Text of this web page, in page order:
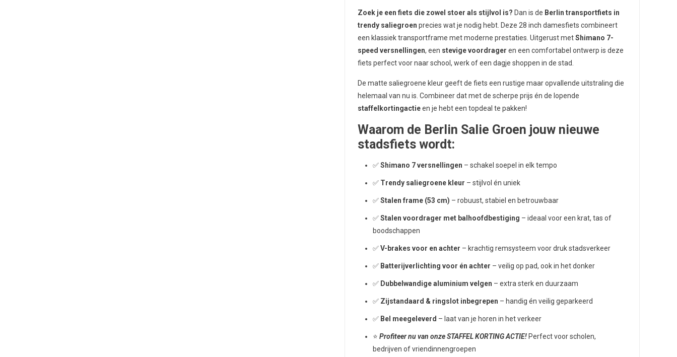
Zoek je een fiets die zowel stoer als stijlvol is? Dan is de Berlin transportfiets in
trendy saliegroen precies wat je nodig hebt. Deze 28 inch damesfiets combineert
een klassiek transportframe met moderne prestaties. Uitgerust metShimano 7-
speed versnellingen, een stevige voordrager en een comfortabel ontwerp is deze
fiets perfect voor naar school, werk of een dagje shoppen in de stad.
De matte saliegroene kleur geeft de fiets een rustige maar opvallende uitstraling die
helemaal van nu is. Combineer dat met de scherpe prijs én de lopende
staffelkortingactieen je hebt een topdeal te pakken!
Waarom de Berlin Salie Groen jouw nieuwe
stadsfiets wordt:
✅Shimano 7 versnellingen – schakel soepel in elk tempo
✅ Trendy saliegroene kleur – stijlvol én uniek
✅Stalen frame (53 cm) – robuust, stabiel en betrouwbaar
✅Stalen voordrager met balhoofdbestiging – ideaal voor een krat, tas of
boodschappen
✅V-brakes voor en achter – krachtig remsysteem voor druk stadsverkeer
✅ Batterijverlichting voor én achter – veilig op pad, ook in het donker
✅ Dubbelwandige aluminium velgen – extra sterk en duurzaam
✅ Zijstandaard & ringslot inbegrepen – handig én veilig geparkeerd
✅ Bel meegeleverd – laat van je horen in het verkeer
⭐️Profiteer nu van onze STAFFEL KORTING ACTIE! Perfect voor scholen,
bedrijven of vriendinnengroepen